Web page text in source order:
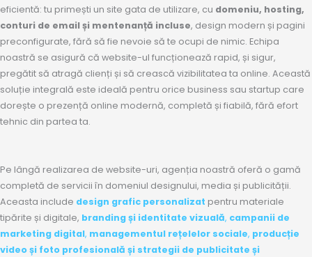
eficientă: tu primești un site gata de utilizare, cu domeniu, hosting,
conturi de email și mentenanță incluse, design modern și pagini
preconfigurate, fără să fie nevoie să te ocupi de nimic. Echipa
noastră se asigură că website-ul funcționează rapid, și sigur,
pregătit să atragă clienți și să crească vizibilitatea ta online. Această
soluție integrală este ideală pentru orice business sau startup care
dorește o prezență online modernă, completă și fiabilă, fără efort
tehnic din partea ta.
Pe lângă realizarea de website-uri, agenția noastră oferă o gamă
completă de servicii în domeniul designului, media și publicității.
Aceasta include design grafic personalizat pentru materiale
tipărite și digitale, branding și identitate vizuală, campanii de
marketing digital, managementul rețelelor sociale, producție
video și foto profesională și strategii de publicitate și